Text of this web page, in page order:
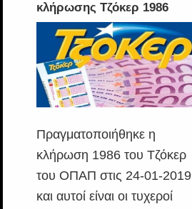
κλήρωσης Τζόκερ 1986
Πραγματοποιήθηκε η
κλήρωση 1986 του Τζόκερ
του ΟΠΑΠ στις 24-01-2019
και αυτοί είναι οι τυχεροί